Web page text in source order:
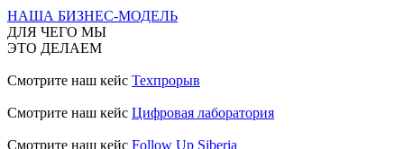
НАША БИЗНЕС-МОДЕЛЬ
ДЛЯ ЧЕГО МЫ
ЭТО ДЕЛАЕМ
Смотрите наш кейс Техпрорыв
Смотрите наш кейс Цифровая лаборатория
Смотрите наш кейс Follow Up Siberia